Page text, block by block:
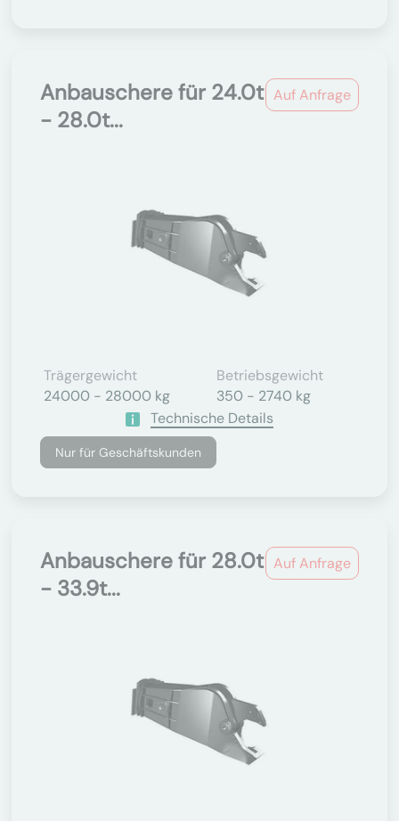
Auf Anfrage
Anbauschere für 24.0t
- 28.0t...
Trägergewicht
24000 - 28000 kg
Betriebsgewicht
350 - 2740 kg
Technische Details
Nur für Geschäftskunden
Auf Anfrage
Anbauschere für 28.0t
- 33.9t...